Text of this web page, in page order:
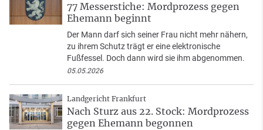
77 Messerstiche: Mordprozess gegen
Ehemann beginnt
Der Mann darf sich seiner Frau nicht mehr nähern,
zu ihrem Schutz trägt er eine elektronische
Fußfessel. Doch dann wird sie ihm abgenommen.
05.05.2026
Landgericht Frankfurt
Nach Sturz aus 22. Stock: Mordprozess
gegen Ehemann begonnen